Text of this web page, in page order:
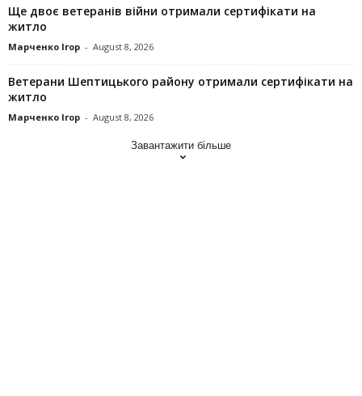
Ще двоє ветеранів війни отримали сертифікати на
житло
Марченко Ігор - August 8, 2026
Ветерани Шептицького району отримали сертифікати на
житло
Марченко Ігор - August 8, 2026
Завантажити більше